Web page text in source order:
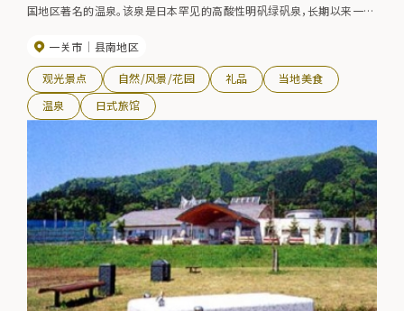
国地区著名的温泉。该泉是日本罕见的高酸性明矾绿矾泉，长期以来一直
环境中，还推荐使用仙人浴池、家庭浴池和著名的花魁浴池（蒸气浴）。
一关市 县南地区
观光景点 自然/风景/花园 礼品
当地美食
温泉
日式旅馆